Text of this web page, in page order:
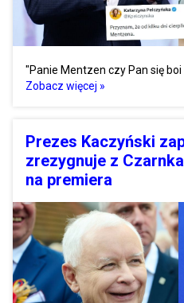
"Panie Mentzen czy Pan się
Zobacz więcej »
Prezes Kaczyński
zrezygnuje z
na premiera